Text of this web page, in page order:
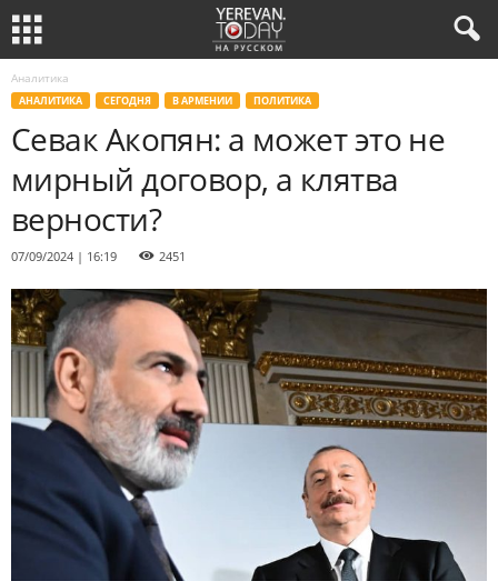
Аналитика
АНАЛИТИКА СЕГОДНЯ В АРМЕНИИ ПОЛИТИКА
Севак Акопян: а может это не
мирный договор, а клятва
верности?
07/09/2024 | 16:19 2451